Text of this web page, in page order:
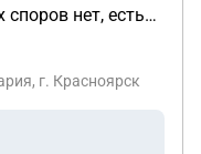
нему также
и там
г. Красноярск